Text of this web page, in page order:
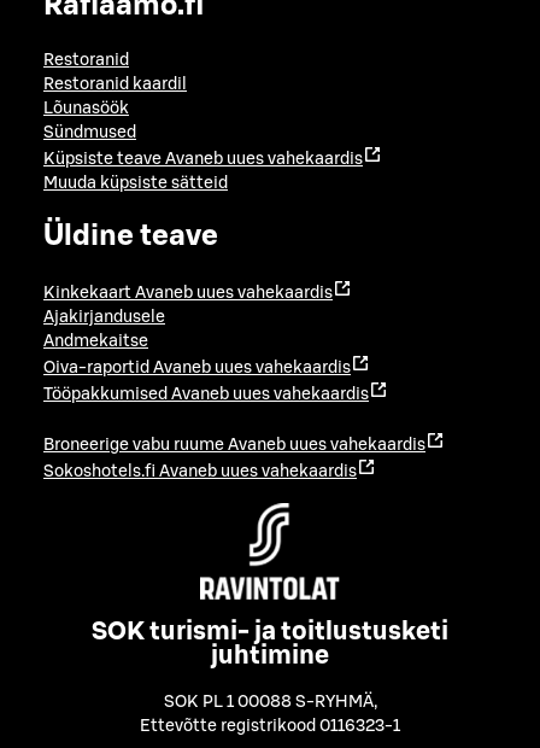
Raflaamo.fi
Restoranid
Restoranid kaardil
Lõunasöök
Sündmused
Küpsiste teave Avaneb uues vahekaardis
Muuda küpsiste sätteid
Üldine teave
Kinkekaart Avaneb uues vahekaardis
Ajakirjandusele
Andmekaitse
Oiva-raportid Avaneb uues vahekaardis
Tööpakkumised Avaneb uues vahekaardis
Broneerige vabu ruume Avaneb uues vahekaardis
Sokoshotels.fi Avaneb uues vahekaardis
SOK turismi- ja toitlustusketi
juhtimine
SOK PL 1 00088 S-RYHMÄ,
Ettevõtte registrikood 0116323-1